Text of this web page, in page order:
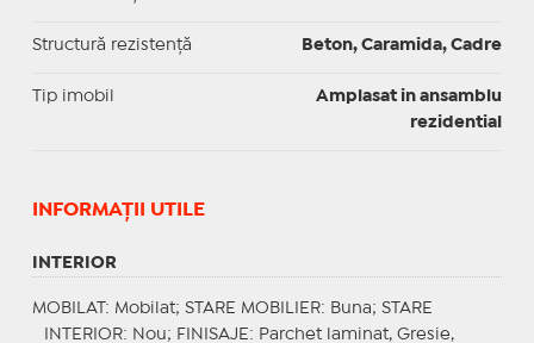
Structură rezistență Beton, Caramida, Cadre
Tip imobil
Amplasat in ansamblu
rezidential
INFORMAŢII UTILE
INTERIOR
MOBILAT : Mobilat; STARE MOBILIER: Buna; STARE
INTERIOR: Nou; FINISAJE : Parchet laminat, Gresie,